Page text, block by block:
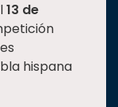
13 de
hispana